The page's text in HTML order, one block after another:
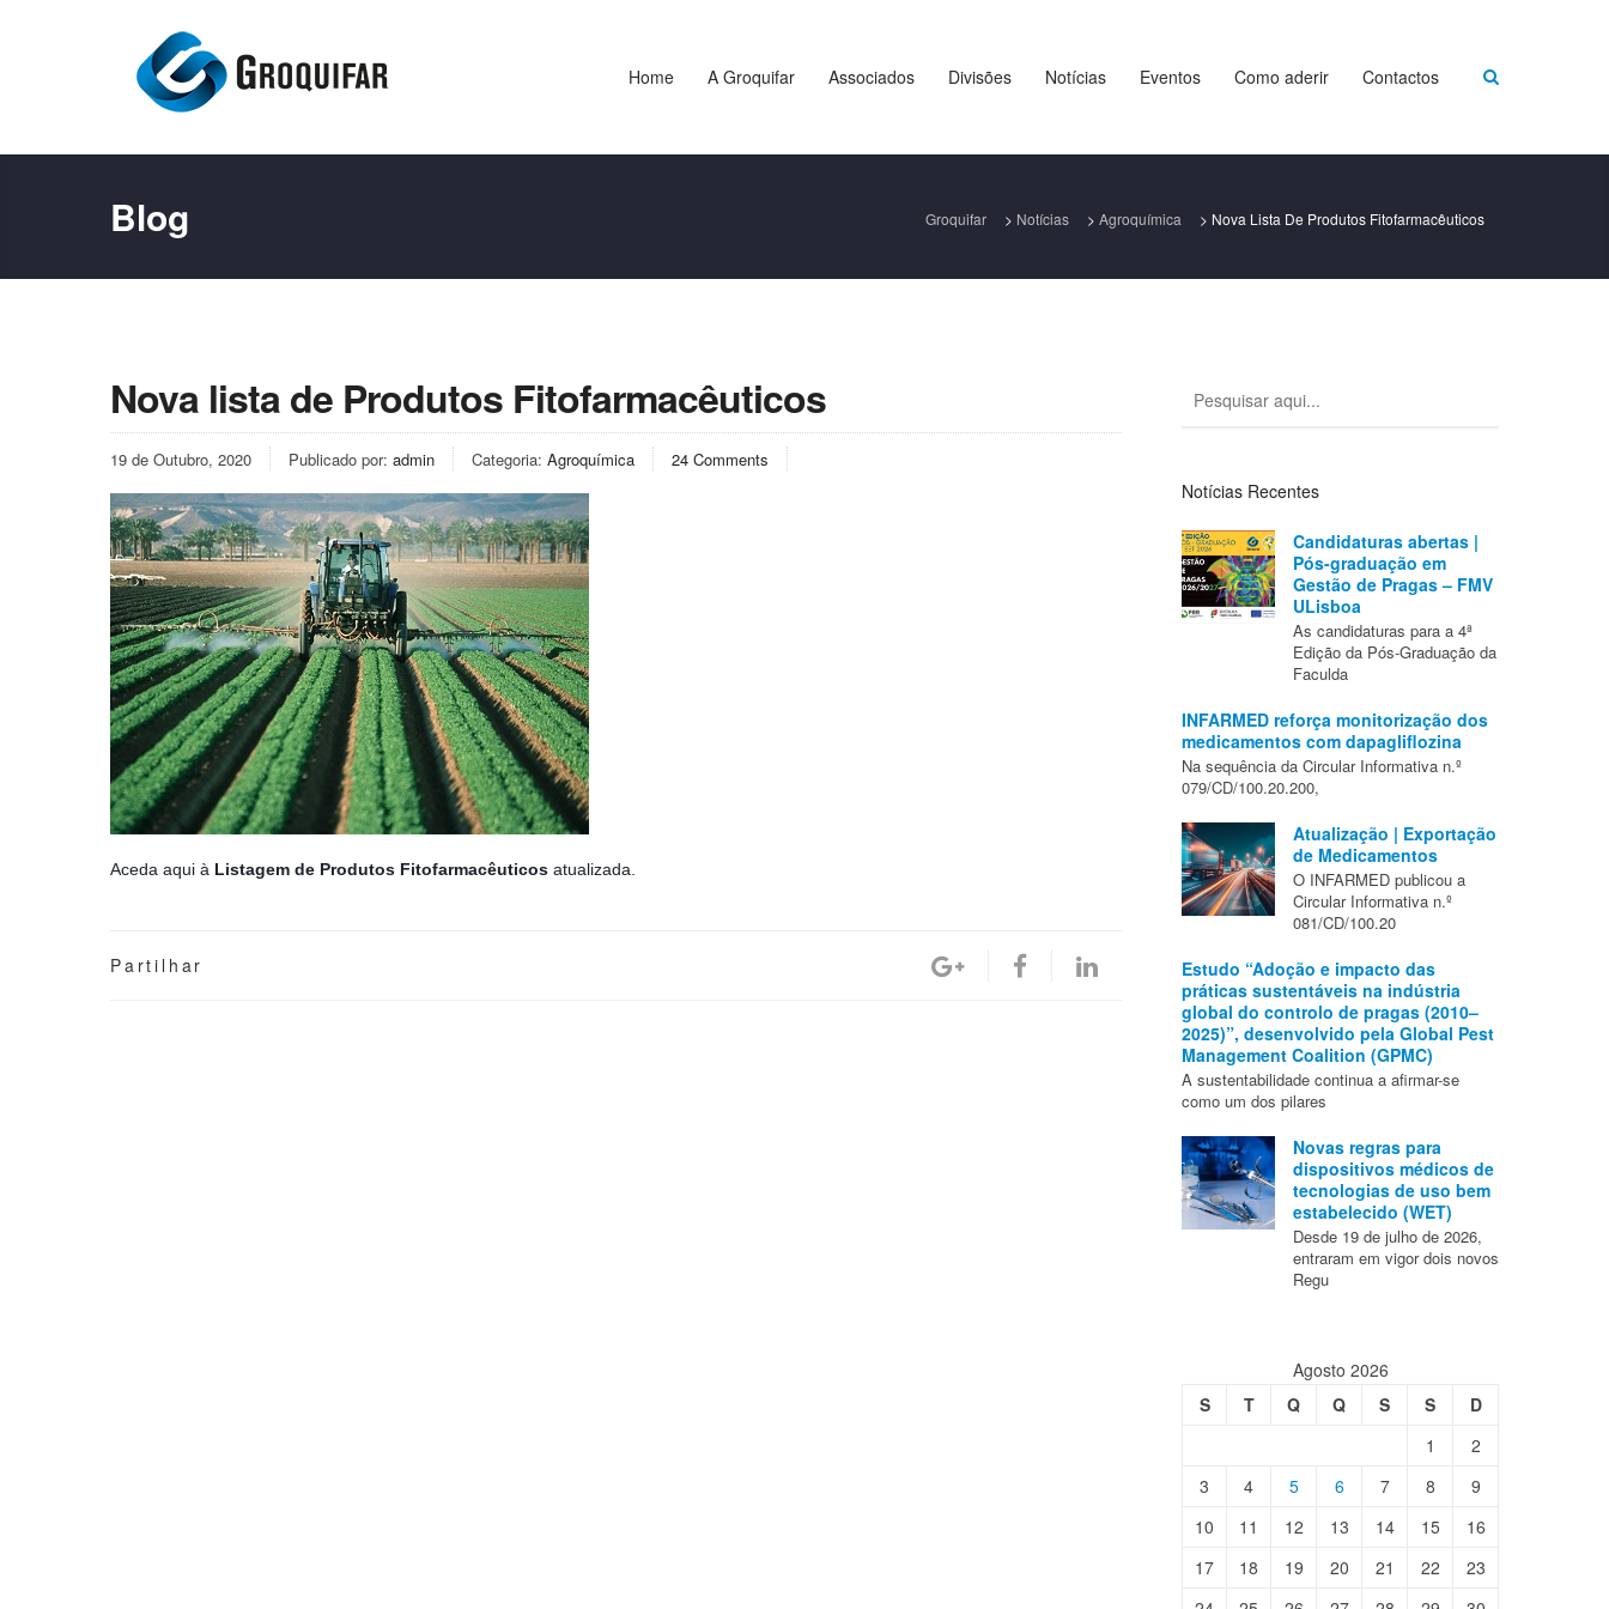
Home A Groquifar Associados Divisões Notícias Eventos Como aderir Contactos
Blog Groquifar > Notícias > Agroquímica > Nova Lista De Produtos Fitofarmacêuticos
Nova lista de Produtos Fitofarmacêuticos
19 de Outubro, 2020 Publicado por: admin Categoria: Agroquímica 24 Comments
Aceda aqui à Listagem de Produtos Fitofarmacêuticos atualizada.
Partilhar
Notícias Recentes
Candidaturas abertas |
Pós-graduação em
Gestão de Pragas – FMV
ULisboa
As candidaturas para a 4ª
Edição da Pós-Graduação da
Faculda
INFARMED reforça monitorização dos
medicamentos com dapagliflozina
Na sequência da Circular Informativa n.º
079/CD/100.20.200,
Atualização | Exportação
de Medicamentos
O INFARMED publicou a
Circular Informativa n.º
081/CD/100.20
Estudo “Adoção e impacto das
práticas sustentáveis na indústria
global do controlo de pragas (2010–
2025)”, desenvolvido pela Global Pest
Management Coalition (GPMC)
A sustentabilidade continua a afirmar-se
como um dos pilares
Novas regras para
dispositivos médicos de
tecnologias de uso bem
estabelecido (WET)
Desde 19 de julho de 2026,
entraram em vigor dois novos
Regu
Agosto 2026
S
T Q Q S S
D
1
2
3
4 5 6 7 8
9
10
11 12 13 14 15
16
17
18 19 20 21 22
23